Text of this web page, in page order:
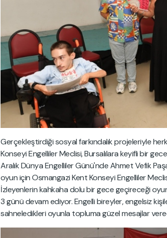
Gerçekleştirdiği sosyal farkındalık projeleriyle
Konseyi Engelliler Meclisi, Bursalılara keyifli bir
Aralık Dünya Engelliler Günü'nde Ahmet Vefik
oyun için Osmangazi Kent Konseyi Engelliler
İzleyenlerin kahkaha dolu bir gece geçireceği
3 günü devam ediyor. Engelli bireyler, engelsiz
sahneledikleri oyunla topluma güzel mesajlar